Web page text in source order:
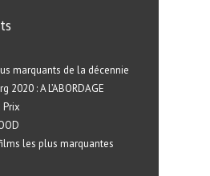
marquants de la décennie
2020 : A L’ABORDAGE
les plus marquantes